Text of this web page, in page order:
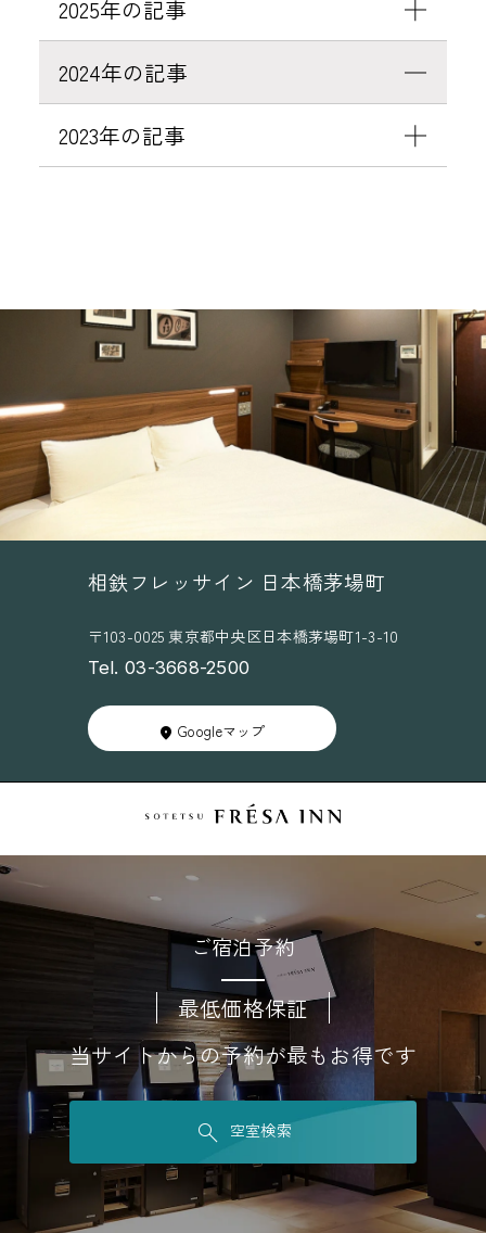
2025年の記事
2024年の記事
2023年の記事
相鉄フレッサイン 日本橋茅場町
〒103-0025 東京都中央区日本橋茅場町1-3-10
Tel. 03-3668-2500
Googleマップ
ご宿泊予約
最低価格保証
当サイトからの予約が最もお得です
空室検索